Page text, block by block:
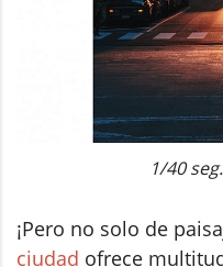
1/40
¡Pero no solo de
ciudad ofrece